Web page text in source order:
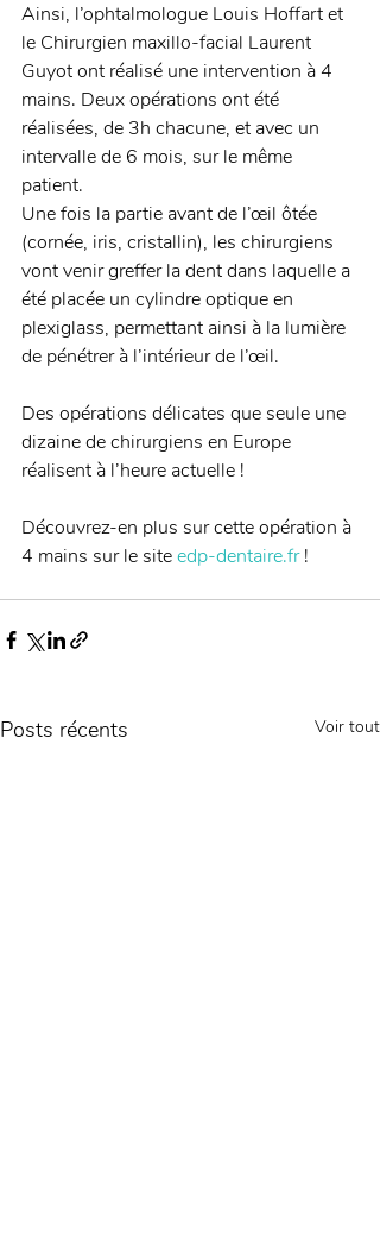
Ainsi, l’ophtalmologue Louis Hoffart et
le Chirurgien maxillo-facial Laurent
Guyot ont réalisé une intervention à 4
mains. Deux opérations ont été
réalisées, de 3h chacune, et avec un
intervalle de 6 mois, sur le même
patient.
Une fois la partie avant de l’œil ôtée
(cornée, iris, cristallin), les chirurgiens
vont venir greffer la dent dans laquelle a
été placée un cylindre optique en
plexiglass, permettant ainsi à la lumière
de pénétrer à l’intérieur de l’œil.
Des opérations délicates que seule une
dizaine de chirurgiens en Europe
réalisent à l’heure actuelle !
Découvrez-en plus sur cette opération à
4 mains sur le site edp-dentaire.fr !
Posts récents Voir tout